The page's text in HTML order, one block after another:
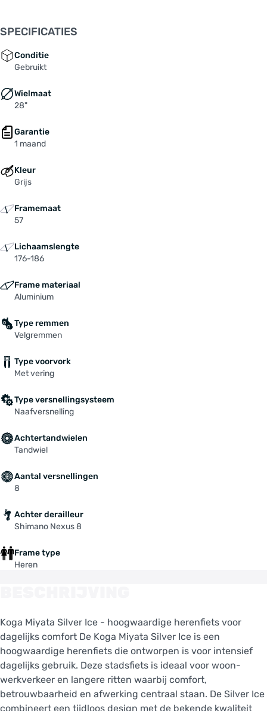
SPECIFICATIES
Conditie
Gebruikt
Wielmaat
28"
Garantie
1 maand
Kleur
Grijs
Framemaat
57
Lichaamslengte
176-186
Frame materiaal
Aluminium
Type remmen
Velgremmen
Type voorvork
Met vering
Type versnellingsysteem
Naafversnelling
Achtertandwielen
Tandwiel
Aantal versnellingen
8
Achter derailleur
Shimano Nexus 8
Frame type
Heren
Koga Miyata Silver Ice - hoogwaardige herenfiets voor
dagelijks comfort De Koga Miyata Silver Ice is een
hoogwaardige herenfiets die ontworpen is voor intensief
dagelijks gebruik. Deze stadsfiets is ideaal voor woon-
werkverkeer en langere ritten waarbij comfort,
betrouwbaarheid en afwerking centraal staan. De Silver Ice
combineert een tijdloos design met de bekende kwaliteit